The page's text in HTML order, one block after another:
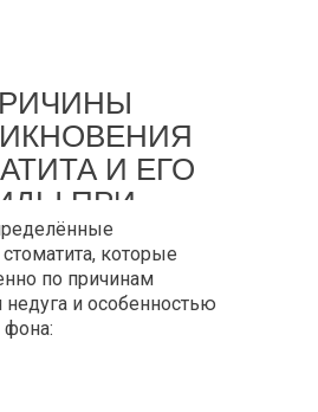
И ЕГО
ПРИ
которые
по причинам
и особенностью
фона: